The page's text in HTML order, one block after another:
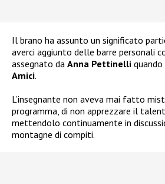
Il brano ha assunto un significato
averci aggiunto delle barre personali
assegnato da Anna Pettinelli
Amici.
L’insegnante non aveva mai fatto
programma, di non apprezzare il
mettendolo continuamente in
montagne di compiti.